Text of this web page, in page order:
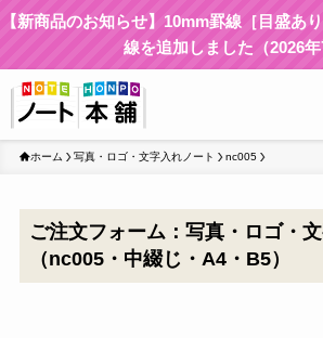
【新商品のお知らせ】10mm罫線［目盛あ
線を追加しました（2026年
ホーム 写真・ロゴ・文字入れノート nc005
ご注文フォーム：写真・ロゴ・
（nc005・中綴じ・A4・B5）